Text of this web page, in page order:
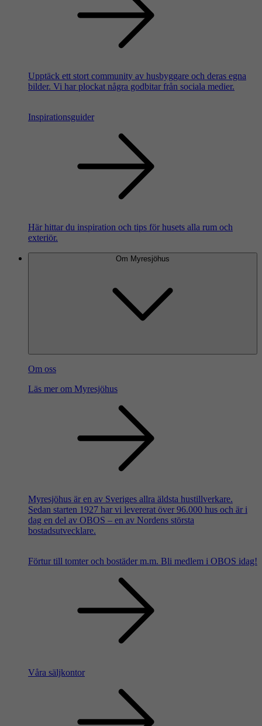
Upptäck ett stort community av husbyggare och deras egna
bilder. Vi har plockat några godbitar från sociala medier.
Inspirationsguider
Här hittar du inspiration och tips för husets alla rum och
exteriör.
Om Myresjöhus
Om oss
Läs mer om Myresjöhus
Myresjöhus är en av Sveriges allra äldsta hustillverkare.
Sedan starten 1927 har vi levererat över 96.000 hus och är i
dag en del av OBOS – en av Nordens största
bostadsutvecklare.
Förtur till tomter och bostäder m.m. Bli medlem i OBOS idag!
Våra säljkontor